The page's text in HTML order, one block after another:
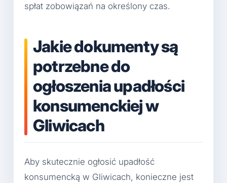
spłat zobowiązań na określony czas.
Jakie dokumenty są
potrzebne do
ogłoszenia upadłości
konsumenckiej w
Gliwicach
Aby skutecznie ogłosić upadłość
konsumencką w Gliwicach, konieczne jest